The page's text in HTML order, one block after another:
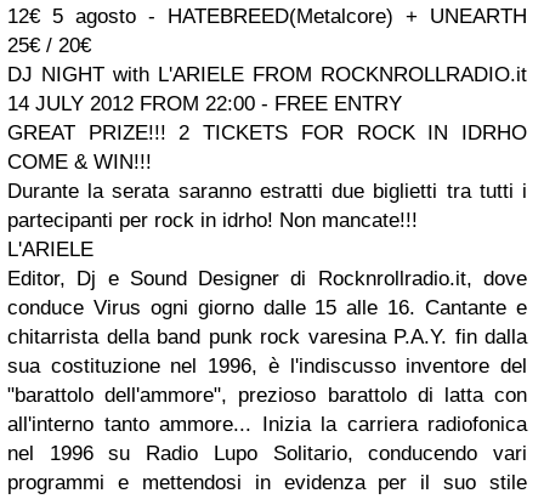
12€ 5 agosto - HATEBREED(Metalcore) + UNEARTH
25€ / 20€
DJ NIGHT with L'ARIELE FROM ROCKNROLLRADIO.it
14 JULY 2012 FROM 22:00 - FREE ENTRY
GREAT PRIZE!!! 2 TICKETS FOR ROCK IN IDRHO
COME & WIN!!!
Durante la serata saranno estratti due biglietti tra tutti i
partecipanti per rock in idrho! Non mancate!!!
L'ARIELE
Editor, Dj e Sound Designer di Rocknrollradio.it, dove
conduce Virus ogni giorno dalle 15 alle 16. Cantante e
chitarrista della band punk rock varesina P.A.Y. fin dalla
sua costituzione nel 1996, è l'indiscusso inventore del
"barattolo dell'ammore", prezioso barattolo di latta con
all'interno tanto ammore... Inizia la carriera radiofonica
nel 1996 su Radio Lupo Solitario, conducendo vari
programmi e mettendosi in evidenza per il suo stile